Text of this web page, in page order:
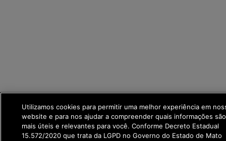
Utilizamos cookies para permitir uma melhor experiência em
website e para nos ajudar a compreender quais informações são
mais úteis e relevantes para você. Conforme Decreto Estadual
15.572/2020 que trata da LGPD no Governo do Estado de Mato